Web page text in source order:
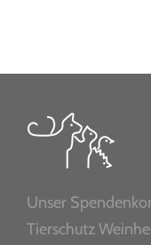
Unser
Tierschutz